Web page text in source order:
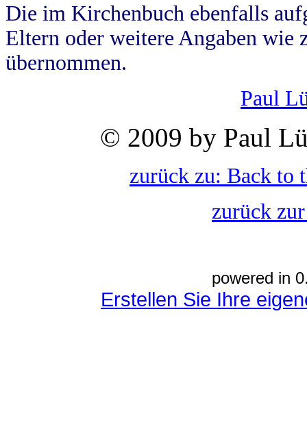
Die im Kirchenbuch ebenfalls
Eltern oder weitere Angaben wie
übernommen.
Paul
© 2009 by Paul
zurück zu: Back to
zurück
powered in
Erstellen Sie Ihre